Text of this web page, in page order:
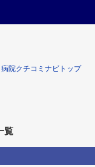
院クチコミナビトップ
覧